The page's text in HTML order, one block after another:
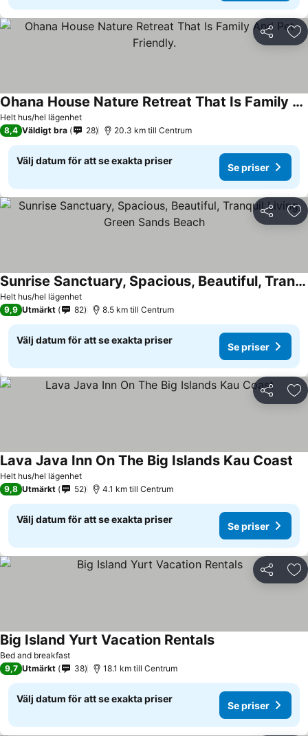
Dela
Helt hus/hel lägenhet
Ohana House Nature Retreat That Is Family And Pet Friendly.
8,4 Väldigt bra 28 20.3 km till Centrum
Välj datum för att se exakta priser
Se priser
Dela
Helt hus/hel lägenhet
Sunrise Sanctuary, Spacious, Beautiful, Tranquil Living, Green Sands Beach
9,9 Utmärkt 82 8.5 km till Centrum
Välj datum för att se exakta priser
Se priser
Dela
Helt hus/hel lägenhet
Lava Java Inn On The Big Islands Kau Coast
9,8 Utmärkt 52 4.1 km till Centrum
Välj datum för att se exakta priser
Se priser
Dela
Bed and breakfast
Big Island Yurt Vacation Rentals
9,7 Utmärkt 38 18.1 km till Centrum
Välj datum för att se exakta priser
Se priser